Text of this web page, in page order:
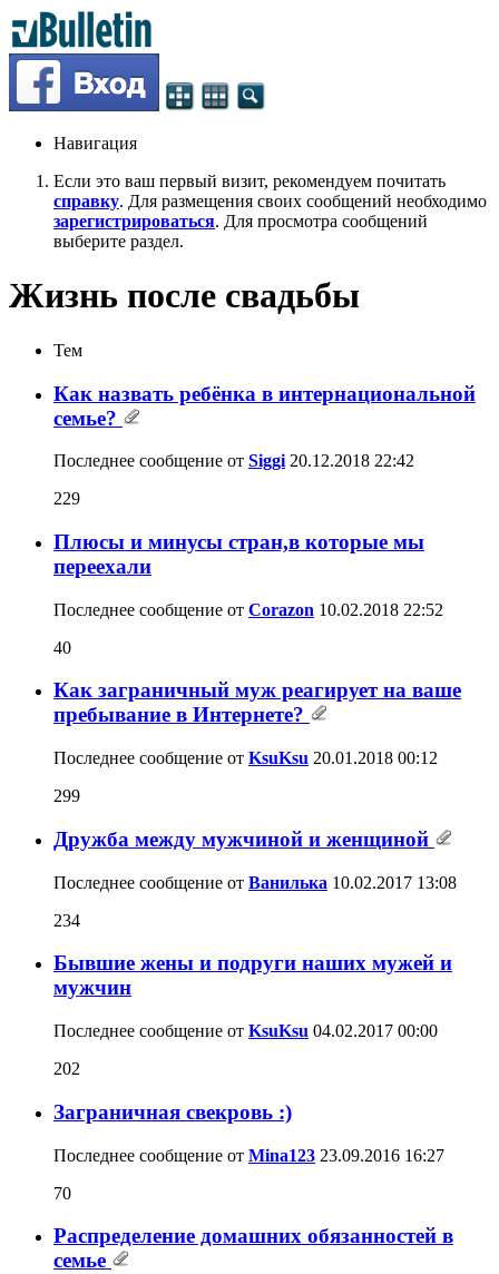
Навигация
Если это ваш первый визит, рекомендуем почитать
справку. Для размещения своих сообщений необходимо
зарегистрироваться. Для просмотра сообщений
выберите раздел.
Жизнь после свадьбы
Тем
Как назвать ребёнка в интернациональной
семье?
Последнее сообщение от Siggi 20.12.2018 22:42
229
Плюсы и минусы стран,в которые мы
переехали
Последнее сообщение от Corazon 10.02.2018 22:52
40
Как заграничный муж реагирует на ваше
пребывание в Интернете?
Последнее сообщение от KsuKsu 20.01.2018 00:12
299
Дружба между мужчиной и женщиной
Последнее сообщение от Ванилька 10.02.2017 13:08
234
Бывшие жены и подруги наших мужей и
мужчин
Последнее сообщение от KsuKsu 04.02.2017 00:00
202
Заграничная свекровь :)
Последнее сообщение от Mina123 23.09.2016 16:27
70
Распределение домашних обязанностей в
семье